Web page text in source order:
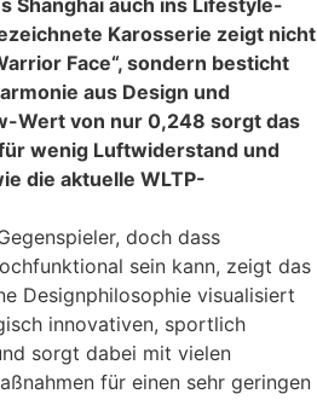
Shanghai auch ins Lifestyle-
Karosserie zeigt nicht
Face“, sondern besticht
aus Design und
Wert von nur 0,248 sorgt das
wenig Luftwiderstand und
die aktuelle WLTP-
doch dass
sein kann, zeigt das
Designphilosophie visualisiert
innovativen, sportlich
sorgt dabei mit vielen
für einen sehr geringen